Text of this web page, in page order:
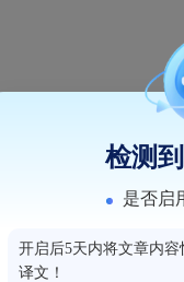
值、建筑业增加
检测
是否启
开启后5天内将文章内
译文！